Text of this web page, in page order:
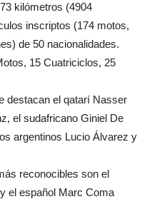
kilómetros (4904
inscriptos (174 motos,
de 50 nacionalidades.
15 Cuatriciclos, 25
destacan el qatarí Nasser
el sudafricano Giniel De
argentinos Lucio Álvarez y
reconocibles son el
el español Marc Coma